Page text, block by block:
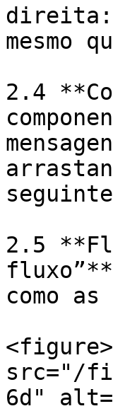
direita:
mesmo
2.4
2.5
como
src="/
6d"